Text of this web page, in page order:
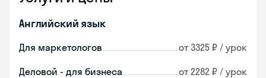
Английский язык
Для маркетологов от 3325 ₽ / урок
Деловой - для бизнеса от 2282 ₽ / урок